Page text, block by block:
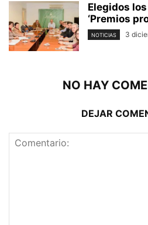
Elegidos
‘Premios
NOTICIAS 3
NO HAY
DEJAR